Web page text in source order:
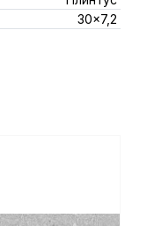
30x7,2